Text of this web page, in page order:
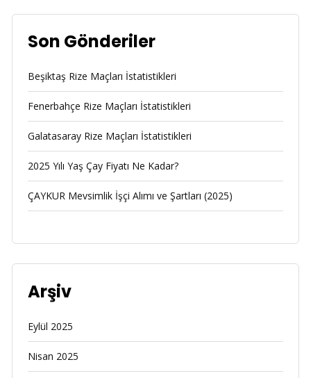
Son Gönderiler
Beşiktaş Rize Maçları İstatistikleri
Fenerbahçe Rize Maçları İstatistikleri
Galatasaray Rize Maçları İstatistikleri
2025 Yılı Yaş Çay Fiyatı Ne Kadar?
ÇAYKUR Mevsimlik İşçi Alımı ve Şartları (2025)
Arşiv
Eylül 2025
Nisan 2025